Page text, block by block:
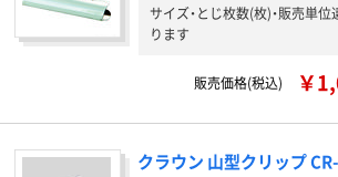
サイズ・とじ枚数(枚)・販売単
ります
販売価格(税込) ￥
クラウン 山型クリップ